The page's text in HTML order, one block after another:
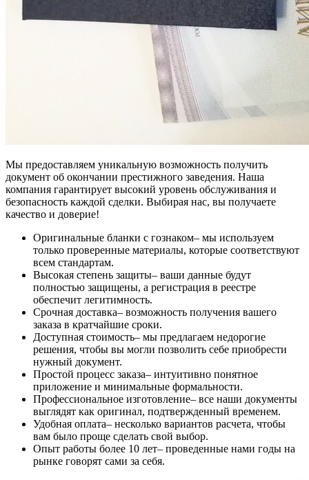
Мы предоставляем уникальную возможность получить
документ об окончании престижного заведения. Наша
компания гарантирует высокий уровень обслуживания и
безопасность каждой сделки. Выбирая нас, вы получаете
качество и доверие!
Оригинальные бланки с гознаком– мы используем
только проверенные материалы, которые соответствуют
всем стандартам.
Высокая степень защиты– ваши данные будут
полностью защищены, а регистрация в реестре
обеспечит легитимность.
Срочная доставка– возможность получения вашего
заказа в кратчайшие сроки.
Доступная стоимость– мы предлагаем недорогие
решения, чтобы вы могли позволить себе приобрести
нужный документ.
Простой процесс заказа– интуитивно понятное
приложение и минимальные формальности.
Профессиональное изготовление– все наши документы
выглядят как оригинал, подтвержденный временем.
Удобная оплата– несколько вариантов расчета, чтобы
вам было проще сделать свой выбор.
Опыт работы более 10 лет– проведенные нами годы на
рынке говорят сами за себя.